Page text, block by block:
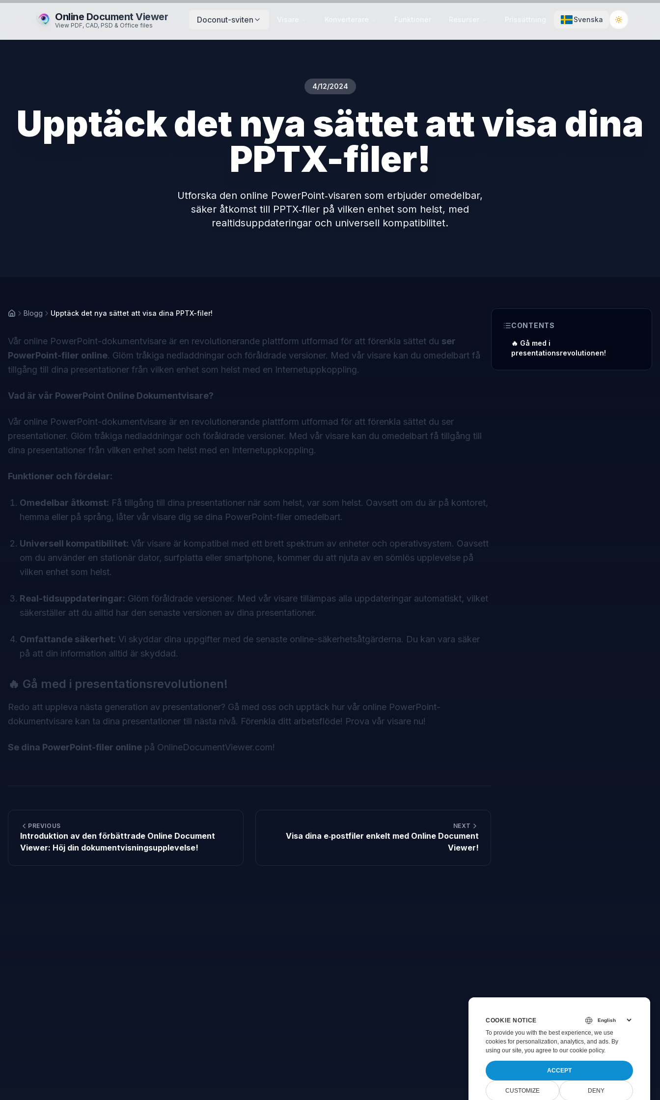
Online Document Viewer
View PDF, CAD, PSD & Office files
Doconut-sviten Svenska Toggle
4/12/2024
Upptäck det nya sättet att visa dina
PPTX-filer!
Utforska den online PowerPoint‑visaren som erbjuder omedelbar,
säker åtkomst till PPTX‑filer på vilken enhet som helst, med
realtidsuppdateringar och universell kompatibilitet.
Blogg Upptäck det nya sättet att visa dina PPTX-filer!
Vår online PowerPoint-dokumentvisare är en revolutionerande plattform utformad för att förenkla sättet du ser
PowerPoint-filer online. Glöm tråkiga nedladdningar och föråldrade versioner. Med vår visare kan du omedelbart få
tillgång till dina presentationer från vilken enhet som helst med en Internetuppkoppling.
Vad är vår PowerPoint Online Dokumentvisare?
Vår online PowerPoint-dokumentvisare är en revolutionerande plattform utformad för att förenkla sättet du ser
presentationer. Glöm tråkiga nedladdningar och föråldrade versioner. Med vår visare kan du omedelbart få tillgång till
dina presentationer från vilken enhet som helst med en Internetuppkoppling.
Funktioner och fördelar:
Omedelbar åtkomst: Få tillgång till dina presentationer när som helst, var som helst. Oavsett om du är på kontoret,
hemma eller på språng, låter vår visare dig se dina PowerPoint-filer omedelbart.
Universell kompatibilitet: Vår visare är kompatibel med ett brett spektrum av enheter och operativsystem. Oavsett
om du använder en stationär dator, surfplatta eller smartphone, kommer du att njuta av en sömlös upplevelse på
vilken enhet som helst.
Real-tidsuppdateringar: Glöm föråldrade versioner. Med vår visare tillämpas alla uppdateringar automatiskt, vilket
säkerställer att du alltid har den senaste versionen av dina presentationer.
Omfattande säkerhet: Vi skyddar dina uppgifter med de senaste online-säkerhetsåtgärderna. Du kan vara säker
på att din information alltid är skyddad.
🔥 Gå med i presentationsrevolutionen!
Redo att uppleva nästa generation av presentationer? Gå med oss och upptäck hur vår online PowerPoint-
dokumentvisare kan ta dina presentationer till nästa nivå. Förenkla ditt arbetsflöde! Prova vår visare nu!
Se dina PowerPoint-filer online på OnlineDocumentViewer.com!
PREVIOUS
Introduktion av den förbättrade Online Document
Viewer: Höj din dokumentvisningsupplevelse!
NEXT
Visa dina e‑postfiler enkelt med Online Document
Viewer!
CONTENTS
🔥 Gå med i
presentationsrevolutionen!
COOKIE NOTICE
To provide you with the best experience, we use
cookies for personalization, analytics, and ads. By
using our site, you agree to our cookie policy.
ACCEPT
CUSTOMIZE DENY